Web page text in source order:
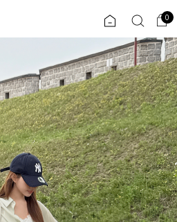
0
ENG
TW
JP
플러스핏 회원혜택 입
COMMUNITY
ALL
익스클루시브
0